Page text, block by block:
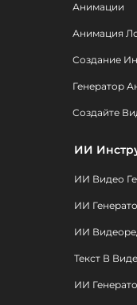
Анимации
Анимация
Создание
Генератор
Создайте
ИИ
ИИ Видео
ИИ
ИИ
Текст В
ИИ